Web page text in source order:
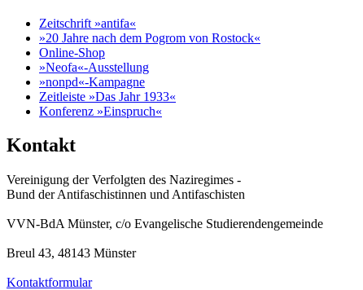
Zeitschrift »antifa«
»20 Jahre nach dem Pogrom von Rostock«
Online-Shop
»Neofa«-Ausstellung
»nonpd«-Kampagne
Zeitleiste »Das Jahr 1933«
Konferenz »Einspruch«
Kontakt
Vereinigung der Verfolgten des Naziregimes -
Bund der Antifaschistinnen und Antifaschisten
VVN-BdA Münster, c/o Evangelische Studierendengemeinde
Breul 43, 48143 Münster
Kontaktformular